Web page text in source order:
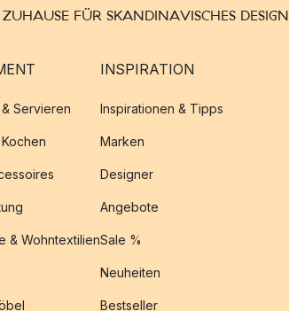
FÜR SKANDINAVISCHES DESIGN
Servieren
& Wohntextilien
INSPIRATION
Inspirationen & Tipps
Marken
Designer
Angebote
Sale %
Neuheiten
Bestseller